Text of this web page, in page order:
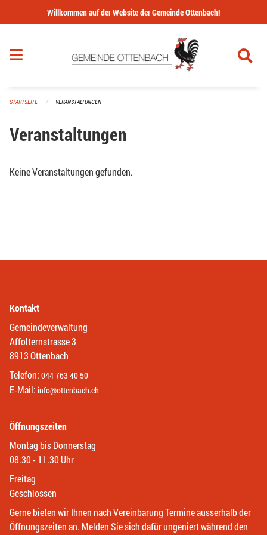
Navigation überspringen
Willkommen auf der Website der Gemeinde Ottenbach!
STARTSEITE VERANSTALTUNGEN
Veranstaltungen
Keine Veranstaltungen gefunden.
Kontakt
Gemeindeverwaltung
Affolternstrasse 3
8913 Ottenbach
Telefon: 044 763 40 50
E-Mail: info@ottenbach.ch
Öffnungszeiten
Montag bis Donnerstag
08.30 - 11.30 Uhr
Freitag
Geschlossen
Gerne bieten wir Ihnen nach Vereinbarung Termine ausserhalb der
Öffnungszeiten an. Melden Sie sich dafür ungeniert während den